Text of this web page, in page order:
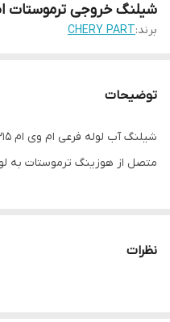
شیلنگ خروجی ترموستات اصلی
برند:CHERY PART
توضیحات
شیلنگ آب لوله فرعی ام وی ام 315
متصل از هوزینگ ترموستات به
نظرات